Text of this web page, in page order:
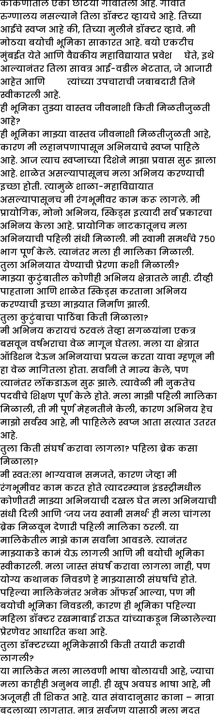
कोकणातील एका छोटया गावातली आहे. गावात
रुग्णालय नसल्याने तिला डॉक्टर व्हायचे आहे. तिच्या
आईचे स्वप्न आहे की, तिच्या मुलीने डॉक्टर व्हावे. मी
मोठया बयोची भूमिका साकारत आहे. बयो एकटीच
मुंबईत येते आणि वैद्यकीय महाविद्यायात प्रवेश घेते, इथे
आल्यानंतर तिला सावत्र आई-वडील भेटतात, जे आजारी
आहेत आणि त्यांच्या उपचाराची जबाबदारी तिने
स्वीकारली आहे.
ही भूमिका तुझ् या वास्तव जीवनाशी किती मिळतीजुळती
आहे?
ही भूमिका माझ्या वास्तव जीवनाशी मिळतीजुळती आहे,
कारण मी लहानपणापासून अभिनयाचे स्वप्न पाहिले
आहे. आज त्याच स्वप्नाच्या दिशेने माझा प्रवास सुरू झाला
आहे. शाळेत असल्यापासूनच मला अभिनय करण्याची
इच्छा होती. त्यामुळे शाळा-महाविद्यायात
असल्यापासूनच मी रंगभूमीवर काम करू लागले. मी
प्रायोगिक, मोनो अभिनय, स्किड्स इत्यादी सर्व प्रकारचा
अभिनय केला आहे. प्रायोगिक नाटकातूनच मला
अभिनयाची पहिली संधी मिळाली. मी स्वामी समर्थचे ७५०
भाग पूर्ण केले. त्यानंतर मला ही मालिका मिळाली.
तुला अभिनयात येण्याची प्रेरणा कशी मिळाली?
माझ्या कुटुंबातील कोणीही अभिनय क्षेत्रातले नाही. टीव्ही
पाहताना आणि शाळेत स्किड्स करताना अभिनय
करण्याची इच्छा माझ्यात निर्माण झाली.
तुला कुटुंबाचा पाठिंबा किती मिळाला?
मी अभिनय करायचं ठरवलं तेव्हा सगळयांना एकत्र
बसवून वर्षभराचा वेळ मागून घेतला. मला या क्षेत्रात
ऑडिशन देऊन अभिनयाचा प्रयत्न करता यावा म्हणून मी
हा वेळ मागितला होता. सर्वांनी ते मान्य केले, पण
त्यानंतर लॉकडाऊन सुरू झाले. त्यावेळी मी नुकतेच
पदवीचे शिक्षण पूर्ण केले होते. मला माझी पहिली मालिका
मिळाली, ती मी पूर्ण मेहनतीने केली, कारण अभिनय हेच
माझो सर्वस्व आहे, मी पाहिलेले स्वप्न आता सत्यात उतरत
आहे.
तुला किती संघर्ष करावा लागला? पहिला ब्रेक कसा
मिळाला?
मी स्वत:ला भाग्यवान समजते, कारण जेव्हा मी
रंगभूमीवर काम करत होते त्यादरम्यान इंडस्ट्रीमधील
कोणीतरी माझ्या अभिनयाची दखल घेत मला अभिनयाची
संधी दिली आणि ‘जय जय स्वामी समर्थ’ ही मला चांगला
ब्रेक मिळवून देणारी पहिली मालिका ठरली. या
मालिकेतील माझे काम सर्वांना आवडले. त्यानंतर
माझ्याकडे कामं येऊ लागली आणि मी बयोची भूमिका
स्वीकारली. मला जास्त संघर्ष करावा लागला नाही, पण
योग्य कथानक निवडणे हे माझ्यासाठी संघर्षाचे होते.
पहिल्या मालिकेनंतर अनेक ऑफर्स आल्या, पण मी
बयोची भूमिका निवडली, कारण ही भूमिका पहिल्या
महिला डॉक्टर रखमाबाई राऊत यांच्याकडून मिळालेल्या
प्रेरणेवर आधारित कथा आहे.
तुला डॉक्टरच्या भूमिकेसाठी किती तयारी करावी
लागली?
या मालिकेत मला मालवणी भाषा बोलायची आहे, ज्याचा
मला काहीही अनुभव नाही. ही खूप अवघड भाषा आहे, मी
अजूनही ती शिकत आहे. यात संवादानुसार काना – मात्रा
बदलाव्या लागतात. मात्र सर्वजण यासाठी मला मदत